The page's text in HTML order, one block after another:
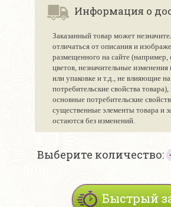
Информация о
Заказанный товар может
отличаться от описания и
размещенного на сайте (например,
цветов, незначительные изменения
или упаковке и т.д., не влияющие
потребительские свойства
основные потребительские
существенные элементы товара и
остаются без изменений.
Выберите количество:
Быстрый